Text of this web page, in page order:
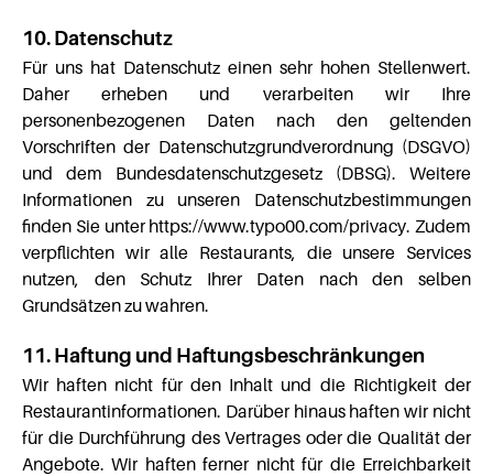
10. Datenschutz
Für uns hat Datenschutz einen sehr hohen Stellenwert.
Daher erheben und verarbeiten wir Ihre
personenbezogenen Daten nach den geltenden
Vorschriften der Datenschutzgrundverordnung (DSGVO)
und dem Bundesdatenschutzgesetz (DBSG). Weitere
Informationen zu unseren Datenschutzbestimmungen
finden Sie unter https://www.typo00.com/privacy. Zudem
verpflichten wir alle Restaurants, die unsere Services
nutzen, den Schutz Ihrer Daten nach den selben
Grundsätzen zu wahren.
11. Haftung und Haftungsbeschränkungen
Wir haften nicht für den Inhalt und die Richtigkeit der
Restaurantinformationen. Darüber hinaus haften wir nicht
für die Durchführung des Vertrages oder die Qualität der
Angebote. Wir haften ferner nicht für die Erreichbarkeit